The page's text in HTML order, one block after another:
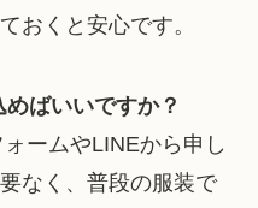
おくと安心です。
ばいいですか？
ームやLINEから申し
なく、普段の服装で